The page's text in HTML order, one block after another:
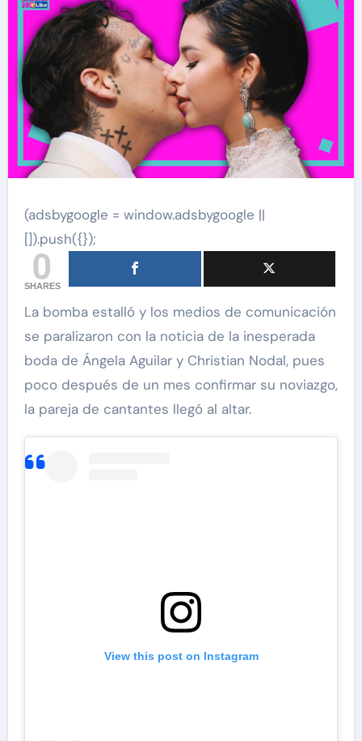
(adsbygoogle = window.adsbygoogle ||
[]).push({});
0
SHARES
La bomba estalló y los medios de comunicación
se paralizaron con la noticia de la inesperada
boda de Ángela Aguilar y Christian Nodal, pues
poco después de un mes confirmar su noviazgo,
la pareja de cantantes llegó al altar.
View this post on Instagram